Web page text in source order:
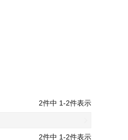
2件中 1-2件表示
2件中 1-2件表示